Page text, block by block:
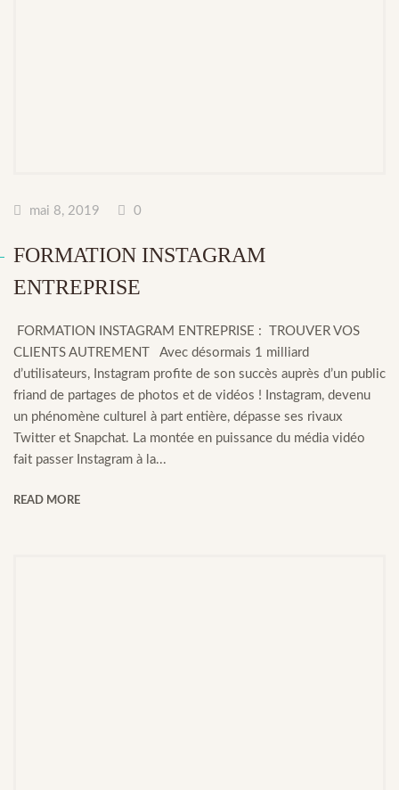
mai 8, 2019 0
FORMATION INSTAGRAM
ENTREPRISE
FORMATION INSTAGRAM ENTREPRISE : TROUVER VOS
CLIENTS AUTREMENT Avec désormais 1 milliard
d’utilisateurs, Instagram profite de son succès auprès d’un public
friand de partages de photos et de vidéos ! Instagram, devenu
un phénomène culturel à part entière, dépasse ses rivaux
Twitter et Snapchat. La montée en puissance du média vidéo
fait passer Instagram à la...
READ MORE